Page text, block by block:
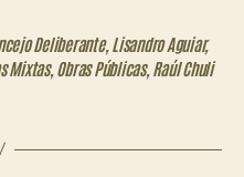
Deliberante, Lisandro Aguiar,
Mixtas, Obras Públicas, Raúl Chuli